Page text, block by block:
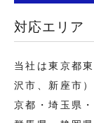
対応エリア
当社は東京都
沢市、新座市
京都・埼玉県